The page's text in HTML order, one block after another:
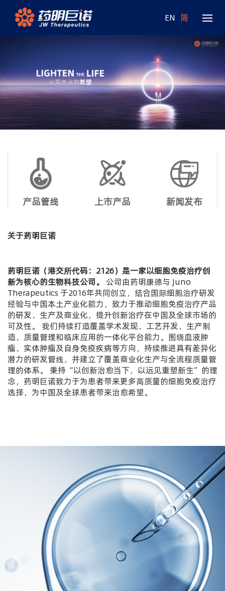
EN 简
产品管线 上市产品 新闻发布
关于药明巨诺
药明巨诺（港交所代码：2126）是一家以细胞免疫治疗创
新为核心的生物科技公司。 公司由药明康德与 Juno
Therapeutics 于2016年共同创立，结合国际细胞治疗研发
经验与中国本土产业化能力，致力于推动细胞免疫治疗产品
的研发、生产及商业化，提升创新治疗在中国及全球市场的
可及性。
我们持续打造覆盖学术发现、工艺开发、生产制
造、质量管理和临床应用的一体化平台能力。围绕血液肿
瘤、实体肿瘤及自身免疫疾病等方向，持续推进具有差异化
潜力的研发管线，并建立了覆盖商业化生产与全流程质量管
理的体系。
秉持“以创新治愈当下，以远见重塑新生”的理
念，药明巨诺致力于为患者带来更多高质量的细胞免疫治疗
选择，为中国及全球患者带来治愈希望。